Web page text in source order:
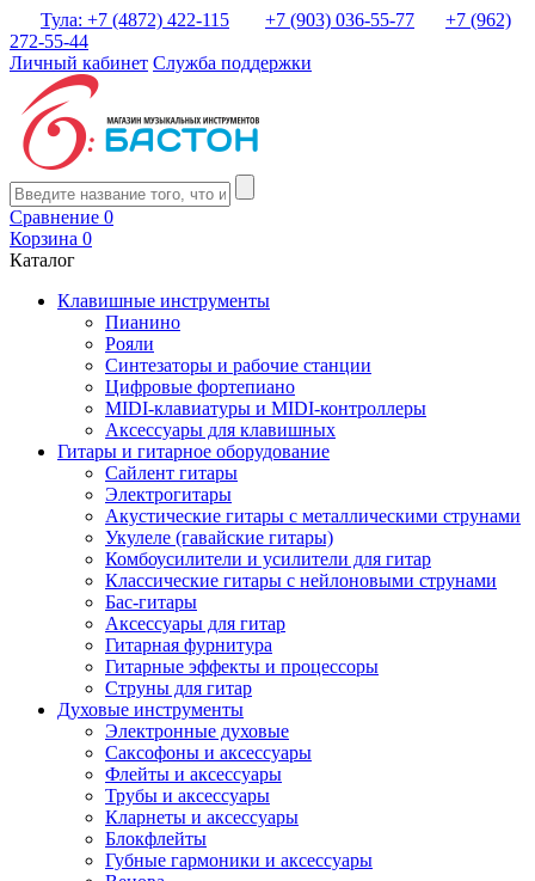
Тула: +7 (4872) 422-115 +7 (903) 036-55-77
+7 (962)
272-55-44
Личный кабинет Служба поддержки
Сравнение 0
Корзина 0
Каталог
Клавишные инструменты
Пианино
Рояли
Синтезаторы и рабочие станции
Цифровые фортепиано
MIDI-клавиатуры и MIDI-контроллеры
Аксессуары для клавишных
Гитары и гитарное оборудование
Сайлент гитары
Электрогитары
Акустические гитары с металлическими струнами
Укулеле (гавайские гитары)
Комбоусилители и усилители для гитар
Классические гитары с нейлоновыми струнами
Бас-гитары
Аксессуары для гитар
Гитарная фурнитура
Гитарные эффекты и процессоры
Струны для гитар
Духовые инструменты
Электронные духовые
Саксофоны и аксессуары
Флейты и аксессуары
Трубы и аксессуары
Кларнеты и аксессуары
Блокфлейты
Губные гармоники и аксессуары